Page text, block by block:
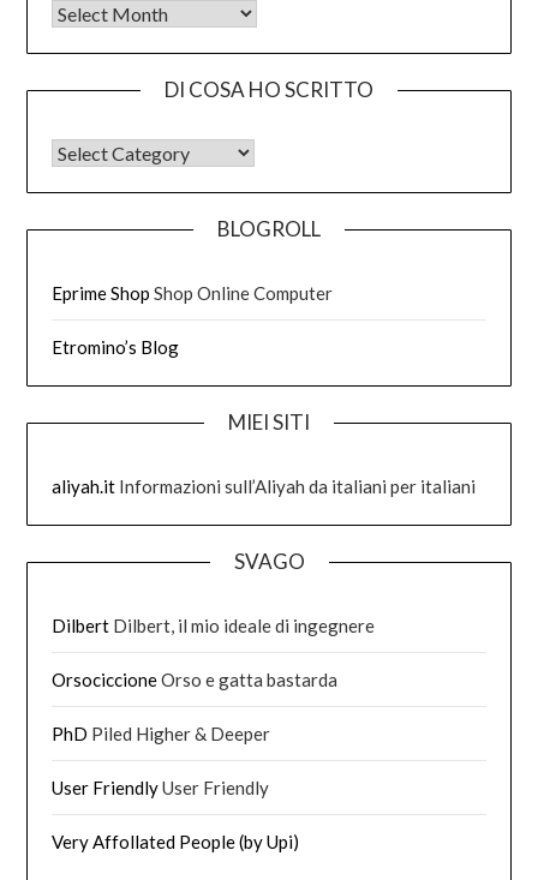
Tutto quello che ho scritto
DI COSA HO SCRITTO
DI COSA HO SCRITTO
BLOGROLL
Eprime Shop Shop Online Computer
Etromino’s Blog
MIEI SITI
aliyah.it Informazioni sull’Aliyah da italiani per italiani
SVAGO
Dilbert Dilbert, il mio ideale di ingegnere
OrsociccioneOrso e gatta bastarda
PhD Piled Higher & Deeper
User FriendlyUser Friendly
Very Affollated People (by Upi)